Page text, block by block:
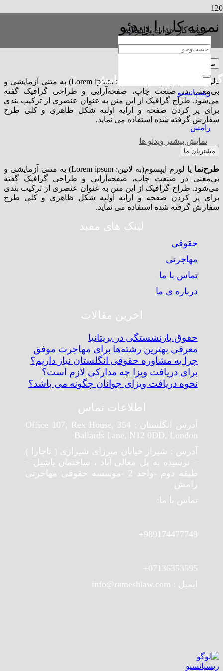
گروه حقوقی و مهاجرتی رامش
نمونه کار با ویدئو
مدیریت پروژه
طرح‌نما
یا لورم ایپسوم(به لاتین: Lorem ipsum) به متنی آزمایشی و
بی‌معنی در صنعت چاپ، صفحه‌آرایی و طراحی گرافیک گفته
می‌شود. طراح گرافیک از این متن به عنوان عنصری از ترکیب بندی
برای پر کردن صفحه و ارایه اولیه شکل ظاهری و کلی طرح
سفارش گرفته شده استفاده می نماید.
نمایش بیشتر ویدئو ها
مشتریان ما
طرح‌نما
یا لورم ایپسوم(به لاتین: Lorem ipsum) به متنی آزمایشی و
بی‌معنی در صنعت چاپ، صفحه‌آرایی و طراحی گرافیک گفته
می‌شود. طراح گرافیک از این متن به عنوان عنصری از ترکیب بندی
برای پر کردن صفحه و ارایه اولیه شکل ظاهری و کلی طرح
سفارش گرفته شده استفاده می نماید.
نمونه کار با تصویر بزرگ
تیر 18, 1394
نمونه کار خلاقانه با ویدئو
خرداد 11, 1394
نمونه کار با گالری
خرداد 6, 1394
نمونه کار جذاب با اسلایدر
فروردین 24, 1394
لینک های مفید
حقوقی
مهاجرتی
تماس با ما
درباره ی ما
اخرین مقالات
حقوق بازنشستگی در بریتانیا
معرفی بهترین رشته‌ها برای مهاجرت موفق
چرا به مشاوره حقوقی انگلستان نیاز داریم؟
برای دریافت ویزا چه مدارکی لازم است؟
نحوه دریافت ویزای جوانان چگونه می باشد؟
اطلاعات تماس
آدرس انگلستان : Office 107, Rex House, 354
Ballards Lane, N12 0DD, London
آدرس : شیراز خیابان میرزای شیرازی ( تاچارا )
– نرسیده به پل معالی آباد ، ساختمان یاشیل –
طبقه دوم -واحد 2 -موسسه حقوقی مهاجرتی
رامش
تماس با ما:
989174477749+
07136353595+
ایمیل : info@rameshlaw.com